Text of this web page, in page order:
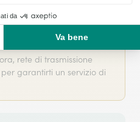
rete di trasmissione
garantirti un servizio di